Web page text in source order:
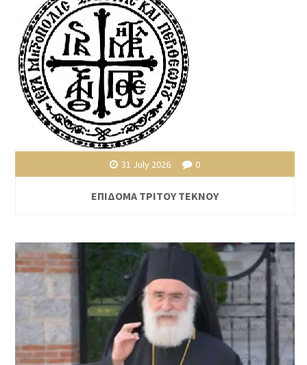
31 July 2026 0
ΕΠΙΔΟΜΑ ΤΡΙΤΟΥ ΤΕΚΝΟΥ